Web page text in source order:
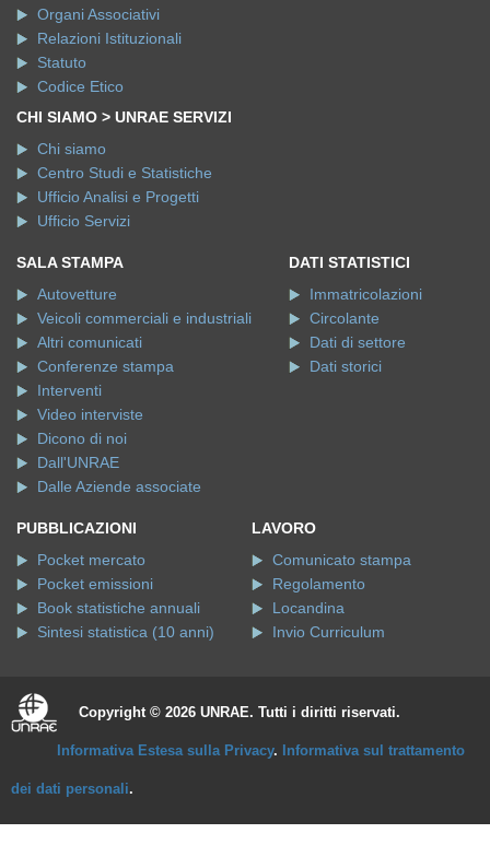
Organi Associativi
Relazioni Istituzionali
Statuto
Codice Etico
CHI SIAMO > UNRAE SERVIZI
Chi siamo
Centro Studi e Statistiche
Ufficio Analisi e Progetti
Ufficio Servizi
SALA STAMPA
Autovetture
Veicoli commerciali e industriali
Altri comunicati
Conferenze stampa
Interventi
Video interviste
Dicono di noi
Dall'UNRAE
Dalle Aziende associate
DATI STATISTICI
Immatricolazioni
Circolante
Dati di settore
Dati storici
PUBBLICAZIONI
Pocket mercato
Pocket emissioni
Book statistiche annuali
Sintesi statistica (10 anni)
LAVORO
Comunicato stampa
Regolamento
Locandina
Invio Curriculum
Copyright © 2026 UNRAE. Tutti i diritti riservati.
Informativa Estesa sulla Privacy. Informativa sul trattamento
dei dati personali.